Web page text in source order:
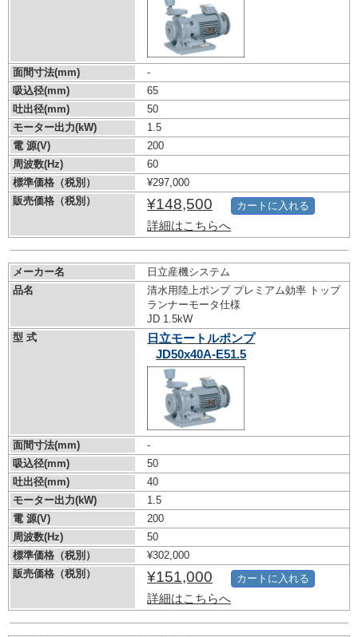
面間寸法(mm)
-
吸込径(mm)
65
吐出径(mm)
50
モーター出力(kW)
1.5
電 源(V)
200
周波数(Hz)
60
標準価格（税別）
¥297,000
販売価格（税別）
¥148,500
詳細はこちらへ
カートに入れる
メーカー名
日立産機システム
品名
清水用陸上ポンプ プレミアム効率 トップ
ランナーモータ仕様
JD 1.5kW
型 式
日立モートルポンプ
JD50x40A-E51.5
面間寸法(mm)
-
吸込径(mm)
50
吐出径(mm)
40
モーター出力(kW)
1.5
電 源(V)
200
周波数(Hz)
50
標準価格（税別）
¥302,000
販売価格（税別）
¥151,000
詳細はこちらへ
カートに入れる